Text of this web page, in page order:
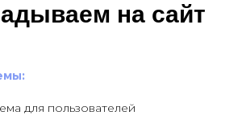
на сайт
для пользователей